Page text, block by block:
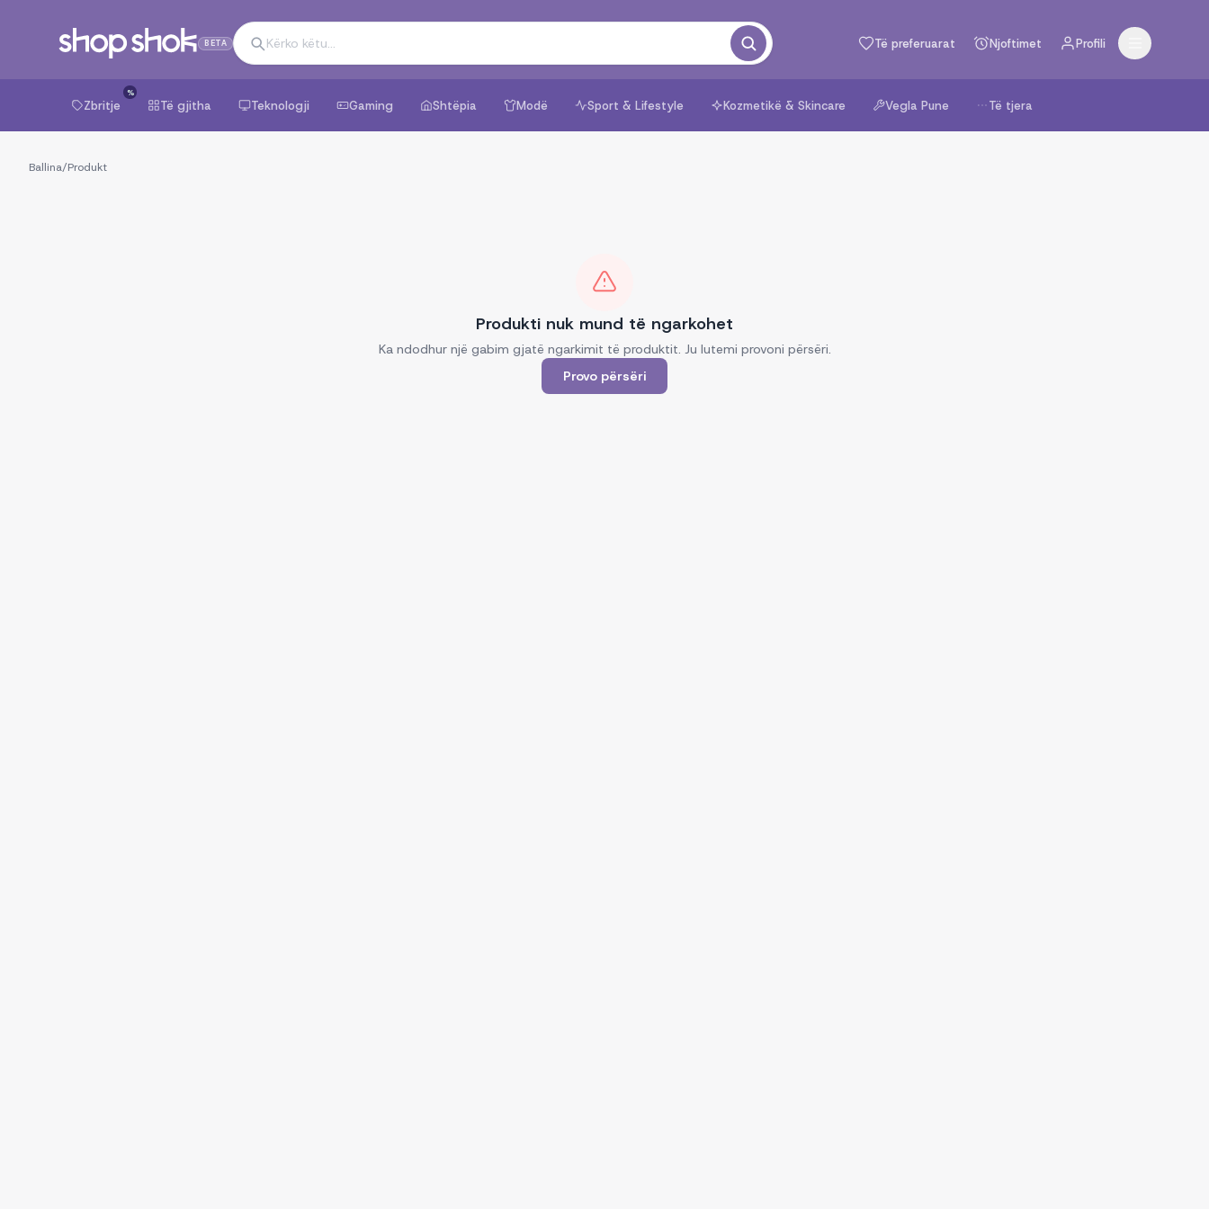
BETA Të preferuarat Njoftimet Profili
Zbritje
%
Të gjitha Teknologji Gaming Shtëpia Modë Sport & Lifestyle Kozmetikë & Skincare Vegla Pune Të tjera
Ballina/Produkt
Produkti nuk mund të ngarkohet
Ka ndodhur një gabim gjatë ngarkimit të produktit. Ju lutemi provoni përsëri.
Provo përsëri